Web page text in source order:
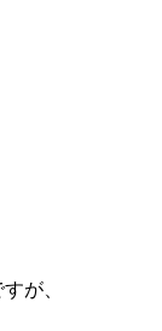
が、